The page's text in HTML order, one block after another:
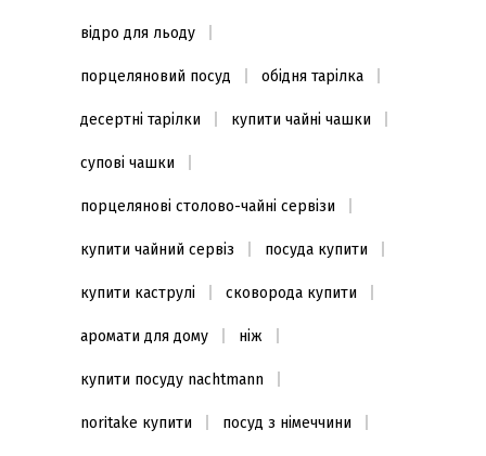
відро для льоду
порцеляновий посуд обідня тарілка
десертні тарілки купити чайні чашки
супові чашки
порцелянові столово-чайні сервізи
купити чайний сервіз посуда купити
купити каструлі сковорода купити
аромати для дому ніж
купити посуду nachtmann
noritake купити посуд з німеччини